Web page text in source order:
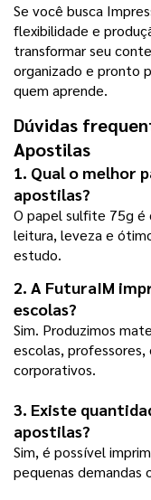
Se você busca
flexibilidade e
transformar seu
organizado e pronto
quem aprende.
Dúvidas
Apostilas
1. Qual o melhor
apostilas?
O papel sulfite 75g é
leitura, leveza e
estudo.
2. A FuturaIM
escolas?
Sim. Produzimos
escolas,
corporativos.
3. Existe
apostilas?
Sim, é possível
pequenas